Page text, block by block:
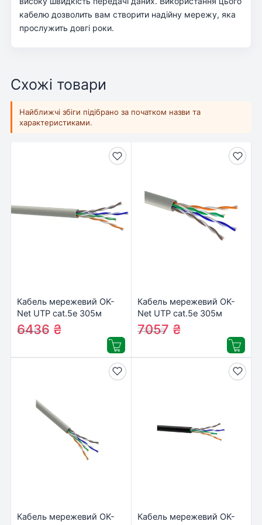
кабелю дозволить вам створити надійну мережу, яка
прослужить довгі роки.
Схожі товари
Найближчі збіги підібрано за початком назви та
характеристиками.
Кабель мережевий OK-
Net UTP cat.5e 305м
(U/UTP-cat.5Е) (КПВ-ВП
(100) 4х2х0,49)
6549₴
6436 ₴
Кабель мережевий OK-
Net UTP cat.5e 305м
(U/UTP-cat.5Е) (КПВ-ВП
(350) 4*2*0,51)
7187₴
7057 ₴
Кабель мережевий OK-
Кабель мережевий OK-